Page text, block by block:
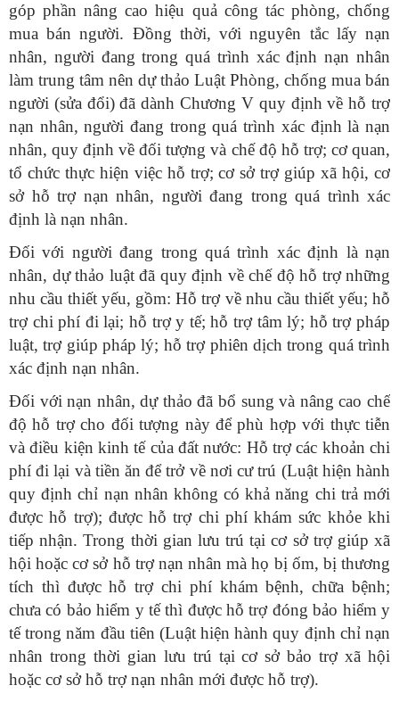
góp phần nâng cao hiệu quả công tác phòng, chống
mua bán người. Đồng thời, với nguyên tắc lấy nạn
nhân, người đang trong quá trình xác định nạn nhân
làm trung tâm nên dự thảo Luật Phòng, chống mua bán
người (sửa đổi) đã dành Chương V quy định về hỗ trợ
nạn nhân, người đang trong quá trình xác định là nạn
nhân, quy định về đối tượng và chế độ hỗ trợ; cơ quan,
tổ chức thực hiện việc hỗ trợ; cơ sở trợ giúp xã hội, cơ
sở hỗ trợ nạn nhân, người đang trong quá trình xác
định là nạn nhân.
Đối với người đang trong quá trình xác định là nạn
nhân, dự thảo luật đã quy định về chế độ hỗ trợ những
nhu cầu thiết yếu, gồm: Hỗ trợ về nhu cầu thiết yếu; hỗ
trợ chi phí đi lại; hỗ trợ y tế; hỗ trợ tâm lý; hỗ trợ pháp
luật, trợ giúp pháp lý; hỗ trợ phiên dịch trong quá trình
xác định nạn nhân.
Đối với nạn nhân, dự thảo đã bổ sung và nâng cao chế
độ hỗ trợ cho đối tượng này để phù hợp với thực tiễn
và điều kiện kinh tế của đất nước: Hỗ trợ các khoản chi
phí đi lại và tiền ăn để trở về nơi cư trú (Luật hiện hành
quy định chỉ nạn nhân không có khả năng chi trả mới
được hỗ trợ); được hỗ trợ chi phí khám sức khỏe khi
tiếp nhận. Trong thời gian lưu trú tại cơ sở trợ giúp xã
hội hoặc cơ sở hỗ trợ nạn nhân mà họ bị ốm, bị thương
tích thì được hỗ trợ chi phí khám bệnh, chữa bệnh;
chưa có bảo hiểm y tế thì được hỗ trợ đóng bảo hiểm y
tế trong năm đầu tiên (Luật hiện hành quy định chỉ nạn
nhân trong thời gian lưu trú tại cơ sở bảo trợ xã hội
hoặc cơ sở hỗ trợ nạn nhân mới được hỗ trợ).